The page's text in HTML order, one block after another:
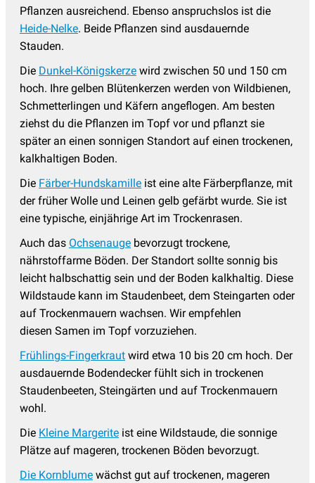
Pflanzen ausreichend. Ebenso anspruchslos ist die
Heide-Nelke. Beide Pflanzen sind ausdauernde
Stauden.
Die Dunkel-Königskerze wird zwischen 50 und 150 cm
hoch. Ihre gelben Blütenkerzen werden von Wildbienen,
Schmetterlingen und Käfern angeflogen. Am besten
ziehst du die Pflanzen im Topf vor und pflanzt sie
später an einen sonnigen Standort auf einen trockenen,
kalkhaltigen Boden.
Die Färber-Hundskamille ist eine alte Färberpflanze, mit
der früher Wolle und Leinen gelb gefärbt wurde. Sie ist
eine typische, einjährige Art im Trockenrasen.
Auch das Ochsenauge bevorzugt trockene,
nährstoffarme Böden. Der Standort sollte sonnig bis
leicht halbschattig sein und der Boden kalkhaltig. Diese
Wildstaude kann im Staudenbeet, dem Steingarten oder
auf Trockenmauern wachsen. Wir empfehlen
diesen Samen im Topf vorzuziehen.
Frühlings-Fingerkraut wird etwa 10 bis 20 cm hoch. Der
ausdauernde Bodendecker fühlt sich in trockenen
Staudenbeeten, Steingärten und auf Trockenmauern
wohl.
Die Kleine Margerite ist eine Wildstaude, die sonnige
Plätze auf mageren, trockenen Böden bevorzugt.
Die Kornblume wächst gut auf trockenen, mageren